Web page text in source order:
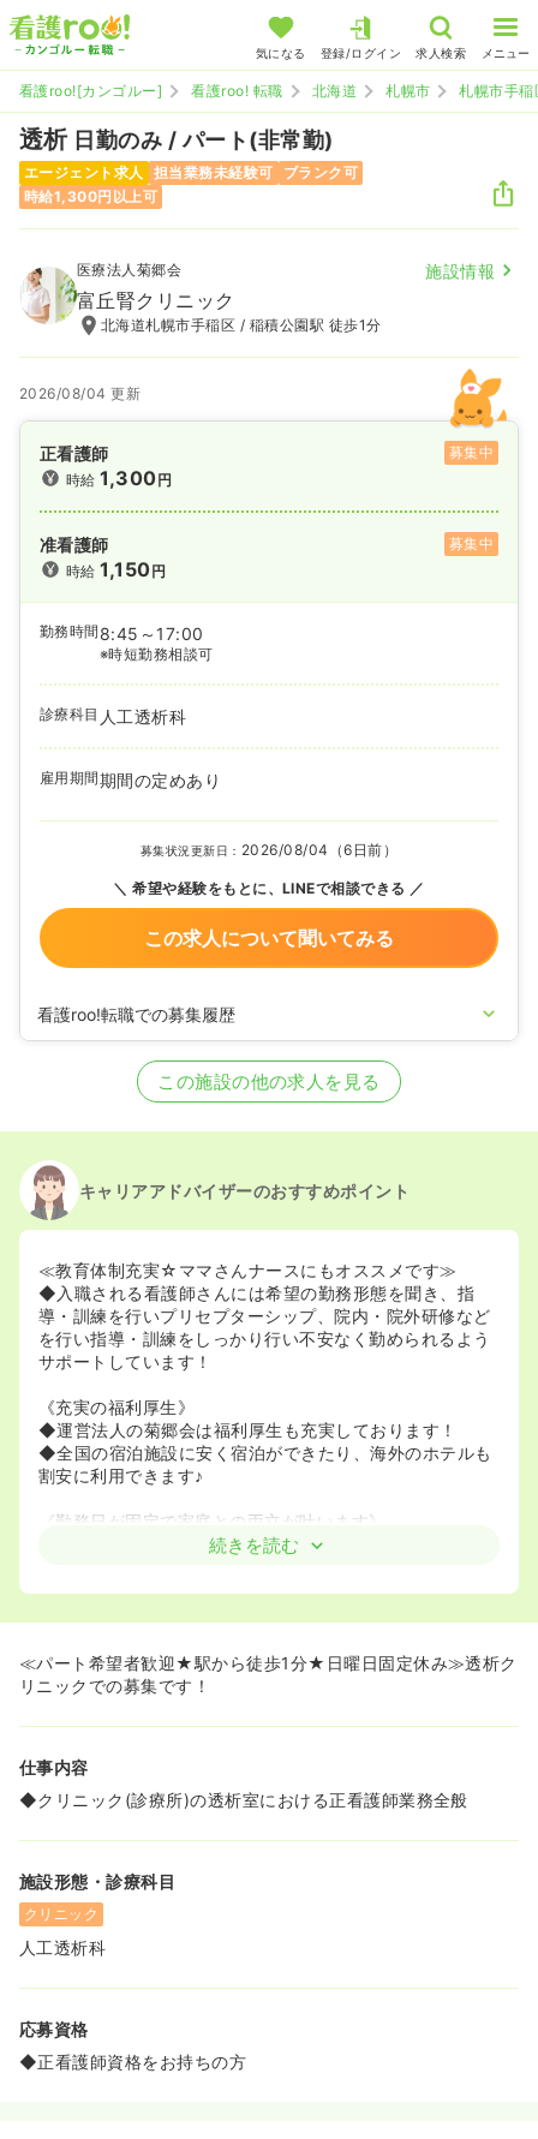
気になる 登録/ログイン 求人検索 メニュー
看護roo![カンゴルー] 看護roo! 転職 北海道 札幌市 札幌市手稲
透析日勤のみ / パート(非常勤)
エージェント求人 担当業務未経験可
ブランク可
時給1,300円以上可
医療法人菊郷会 施設情報
富丘腎クリニック
北海道札幌市手稲区 / 稲積公園駅 徒歩1分
2026/08/04 更新
正看護師
募集中
時給1,300円
准看護師
募集中
時給1,150円
勤務時間 8:45～17:00
※時短勤務相談可
診療科目 人工透析科
雇用期間期間の定めあり
募集状況更新日： 2026/08/04（6日前）
希望や経験をもとに、LINEで相談できる
この求人について聞いてみる
看護roo!転職での募集履歴
正看護師の募集を開始
正看護師の募集を休止
この施設の他の求人を見る
キャリアアドバイザーのおすすめポイント
≪教育体制充実☆ママさんナースにもオススメです≫
◆入職される看護師さんには希望の勤務形態を聞き、指
導・訓練を行いプリセプターシップ、院内・院外研修など
を行い指導・訓練をしっかり行い不安なく勤められるよう
サポートしています！
《充実の福利厚生》
◆運営法人の菊郷会は福利厚生も充実しております！
◆全国の宿泊施設に安く宿泊ができたり、海外のホテルも
割安に利用できます♪
《勤務日が固定で家庭との両立が叶います》
◆診療日が月・水・金と固定ですので、プライベートの予
続きを読む
≪パート希望者歓迎★駅から徒歩1分★日曜日固定休み≫透析ク
リニックでの募集です！
仕事内容
◆クリニック(診療所)の透析室における正看護師業務全般
施設形態・診療科目
クリニック
人工透析科
応募資格
◆正看護師資格をお持ちの方